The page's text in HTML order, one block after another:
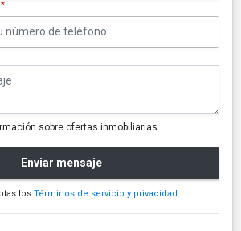
*
sobre ofertas inmobiliarias
Enviar mensaje
los Términos de servicio y privacidad